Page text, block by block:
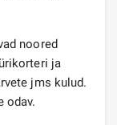
noored
ja
jms kulud.
odav.